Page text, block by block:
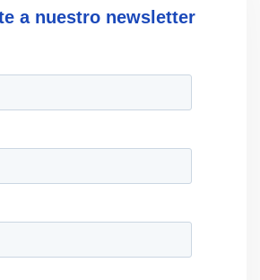
a nuestro newsletter